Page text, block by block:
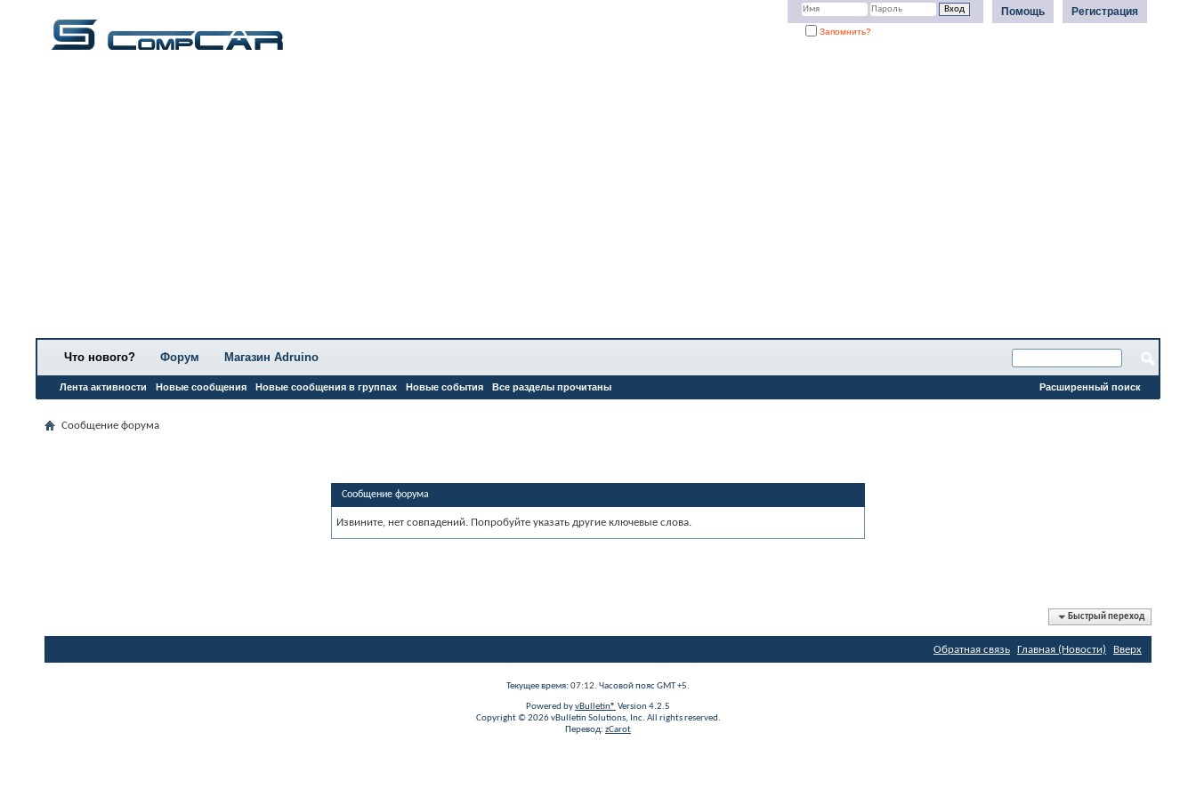
Регистрация
Помощь
Запомнить?
Что нового?
Лента активности Новые сообщения Новые сообщения в группах Новые события Все разделы прочитаны
Форум Магазин Adruino
Расширенный поиск
Сообщение форума
Сообщение форума
Извините, нет совпадений. Попробуйте указать другие ключевые слова.
Быстрый переход
Обратная связь Главная (Новости) Вверх
Текущее время: 07:12. Часовой пояс GMT +5.
Powered byvBulletin® Version 4.2.5
Copyright © 2026 vBulletin Solutions, Inc. All rights reserved.
Перевод: zCarot